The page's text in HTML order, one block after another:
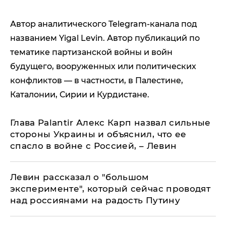
Автор аналитического Telegram-канала под
названием Yigal Levin. Автор публикаций по
тематике партизанской войны и войн
будущего, вооруженных или политических
конфликтов — в частности, в Палестине,
Каталонии, Сирии и Курдистане.
Глава Palantir Алекс Карп назвал сильные
стороны Украины и объяснил, что ее
спасло в войне с Россией, – Левин
Левин рассказал о "большом
эксперименте", который сейчас проводят
над россиянами на радость Путину